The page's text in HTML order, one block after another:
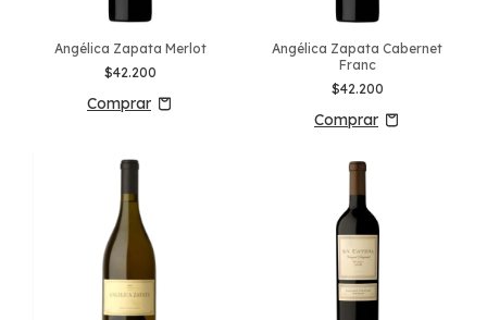
Angélica Zapata Merlot
$42.200
Angélica Zapata Cabernet
Franc
$42.200